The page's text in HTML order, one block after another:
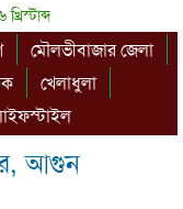
মৌলভীবাজার জেলা
খেলাধুলা
আগুন